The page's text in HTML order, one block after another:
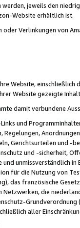
jeweils den
Website erhältlich ist.
Verlinkungen von
Website,
Website gezeigte
damit verbundene
und
Gerichtsurteilen und -
und -sicherheit,
unmissverständlich
für die Nutzung von
das französische
Netzwerken, die
aller